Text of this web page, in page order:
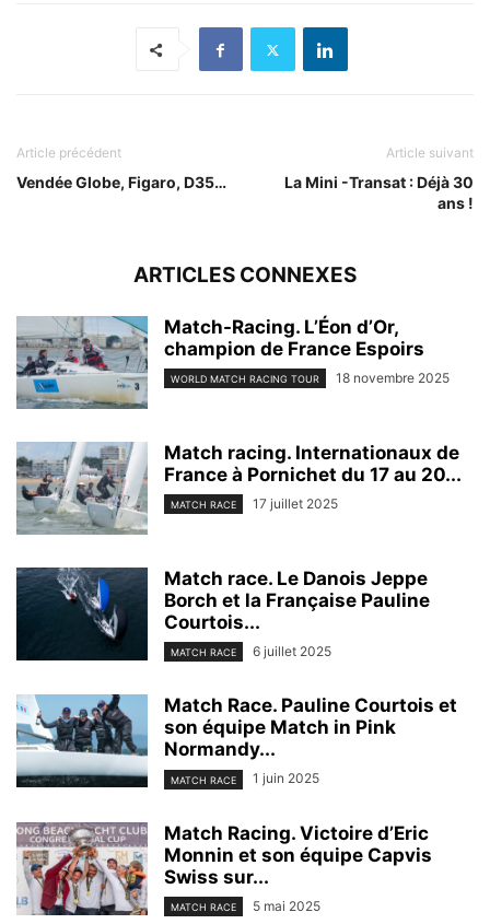
Article précédent
Vendée Globe, Figaro, D35…
Article suivant
La Mini -Transat : Déjà 30
ans !
ARTICLES CONNEXES
Match-Racing. L’Éon d’Or,
champion de France Espoirs
WORLD MATCH RACING TOUR 18 novembre 2025
Match racing. Internationaux de
France à Pornichet du 17 au 20...
MATCH RACE 17 juillet 2025
Match race. Le Danois Jeppe
Borch et la Française Pauline
Courtois...
MATCH RACE 6 juillet 2025
Match Race. Pauline Courtois et
son équipe Match in Pink
Normandy...
MATCH RACE 1 juin 2025
Match Racing. Victoire d’Eric
Monnin et son équipe Capvis
Swiss sur...
MATCH RACE 5 mai 2025